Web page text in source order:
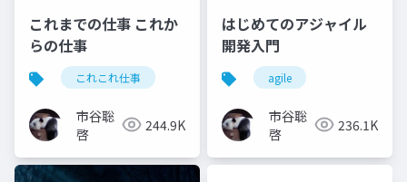
これまでの仕事 これか
らの仕事
これこれ仕事
市谷聡
啓
244.9K
はじめてのアジャイル
開発入門
agile
市谷聡
啓
236.1K